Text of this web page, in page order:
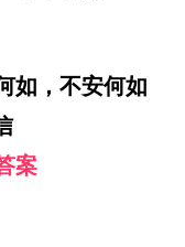
如，不安何如
案